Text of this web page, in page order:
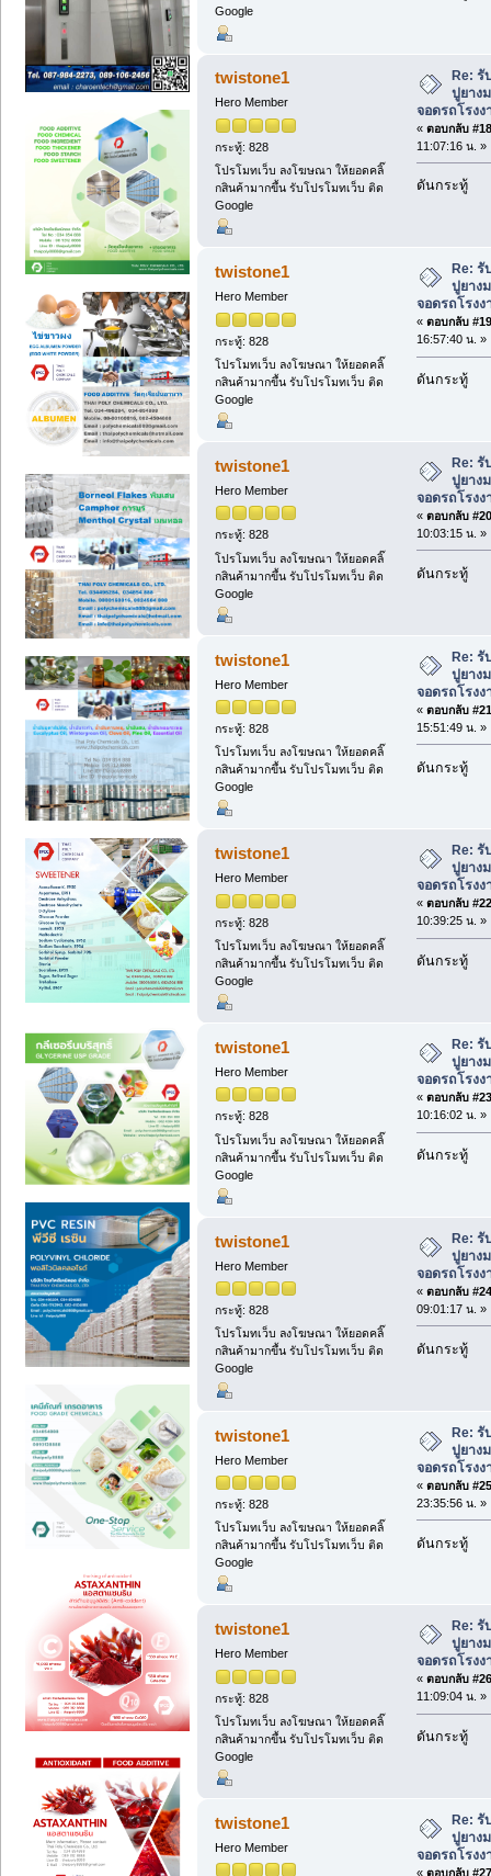
Google
twistone1
Hero Member
กระทู้: 828
โปรโมทเว็บ ลงโฆษณา ให้ยอดคลิ๊
กสินค้ามากขึ้น รับโปรโมทเว็บ ติด
Google
Re: รั
ปูยาง
จอดรถโรง
« ตอบกลับ
11:07:16 น. »
ดันกระทู้
twistone1
Hero Member
กระทู้: 828
โปรโมทเว็บ ลงโฆษณา ให้ยอดคลิ๊
กสินค้ามากขึ้น รับโปรโมทเว็บ ติด
Google
Re: รั
ปูยาง
จอดรถโรง
« ตอบกลับ
16:57:40 น. »
ดันกระทู้
twistone1
Hero Member
กระทู้: 828
โปรโมทเว็บ ลงโฆษณา ให้ยอดคลิ๊
กสินค้ามากขึ้น รับโปรโมทเว็บ ติด
Google
Re: รั
ปูยาง
จอดรถโรง
« ตอบกลับ
10:03:15 น. »
ดันกระทู้
twistone1
Hero Member
กระทู้: 828
โปรโมทเว็บ ลงโฆษณา ให้ยอดคลิ๊
กสินค้ามากขึ้น รับโปรโมทเว็บ ติด
Google
Re: รั
ปูยาง
จอดรถโรง
« ตอบกลับ
15:51:49 น. »
ดันกระทู้
twistone1
Hero Member
กระทู้: 828
โปรโมทเว็บ ลงโฆษณา ให้ยอดคลิ๊
กสินค้ามากขึ้น รับโปรโมทเว็บ ติด
Google
Re: รั
ปูยาง
จอดรถโรง
« ตอบกลับ
10:39:25 น. »
ดันกระทู้
twistone1
Hero Member
กระทู้: 828
โปรโมทเว็บ ลงโฆษณา ให้ยอดคลิ๊
กสินค้ามากขึ้น รับโปรโมทเว็บ ติด
Google
Re: รั
ปูยาง
จอดรถโรง
« ตอบกลับ
10:16:02 น. »
ดันกระทู้
twistone1
Hero Member
กระทู้: 828
โปรโมทเว็บ ลงโฆษณา ให้ยอดคลิ๊
กสินค้ามากขึ้น รับโปรโมทเว็บ ติด
Google
Re: รั
ปูยาง
จอดรถโรง
« ตอบกลับ
09:01:17 น. »
ดันกระทู้
twistone1
Hero Member
กระทู้: 828
โปรโมทเว็บ ลงโฆษณา ให้ยอดคลิ๊
กสินค้ามากขึ้น รับโปรโมทเว็บ ติด
Google
Re: รั
ปูยาง
จอดรถโรง
« ตอบกลับ
23:35:56 น. »
ดันกระทู้
twistone1
Hero Member
กระทู้: 828
โปรโมทเว็บ ลงโฆษณา ให้ยอดคลิ๊
กสินค้ามากขึ้น รับโปรโมทเว็บ ติด
Google
Re: รั
ปูยาง
จอดรถโรง
« ตอบกลับ
11:09:04 น. »
ดันกระทู้
twistone1
Hero Member
Re: รั
ปูยาง
จอดรถโรง
« ตอบกลับ